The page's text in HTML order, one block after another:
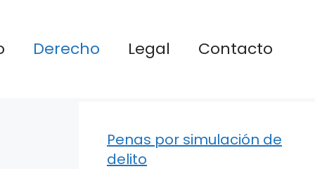
Derecho Legal Contacto
Penas por simulación de
delito